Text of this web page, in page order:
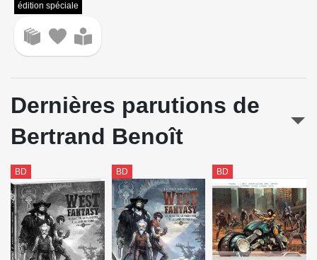
édition spéciale
Dernières parutions de
Bertrand Benoît
BD BD BD